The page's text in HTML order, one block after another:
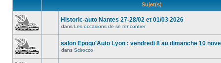
Sujet(s)
Historic-auto Nantes 27-28/02 et 01/03 2026
dans Les occasions de se rencontrer
salon Epoqu'Auto Lyon : vendredi 8 au dimanche 10
dans Scirocco